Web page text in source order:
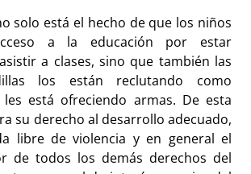
solo está el hecho de que los niños
a la educación por estar
a clases, sino que también las
los están reclutando como
está ofreciendo armas. De esta
su derecho al desarrollo adecuado,
libre de violencia y en general el
de todos los demás derechos del